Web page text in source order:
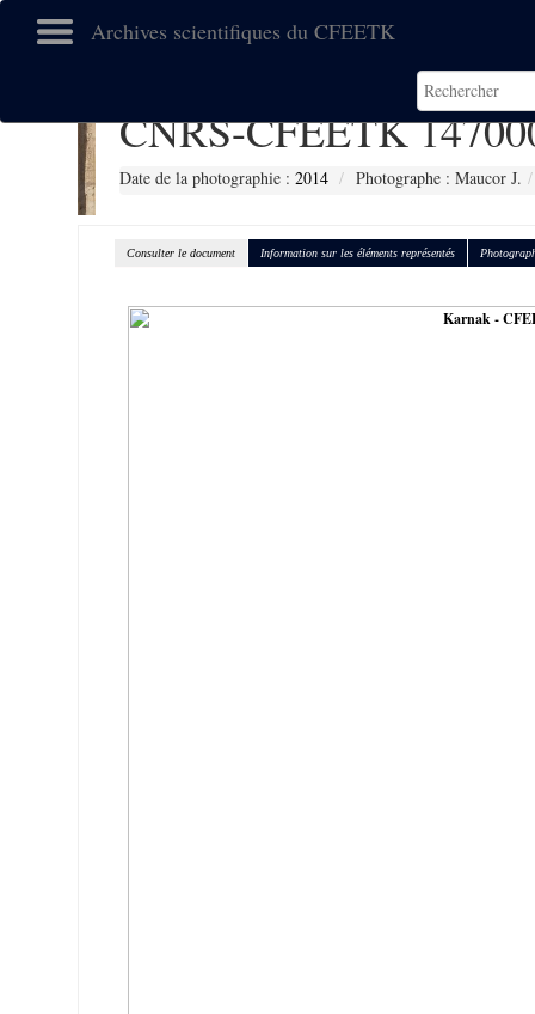
Archives scientifiques du CFEETK
CNRS-CFEETK
Date de la photographie : 2014 Photographe : Maucor J.
Consulter le document Information sur les éléments représentés